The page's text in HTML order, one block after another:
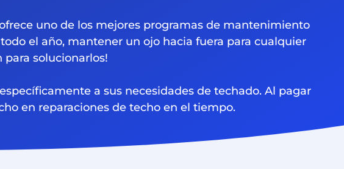
uno de los mejores programas de mantenimiento
el año, mantener un ojo hacia fuera para cualquier
solucionarlos!
a sus necesidades de techado. Al pagar
en reparaciones de techo en el tiempo.